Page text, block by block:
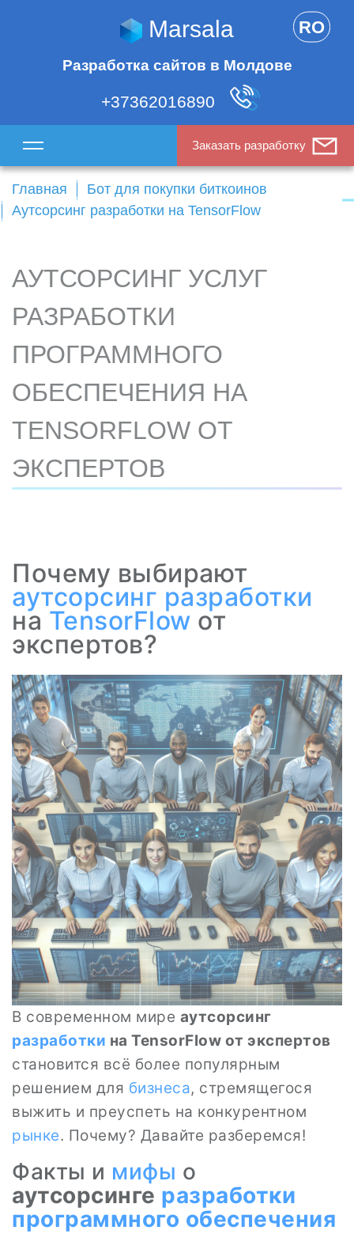
Marsala
Разработка сайтов в Молдове
+37362016890
RO
Заказать разработку
Главная
Бот для покупки биткоинов
Аутсорсинг разработки на TensorFlow
АУТСОРСИНГ УСЛУГ
РАЗРАБОТКИ
ПРОГРАММНОГО
ОБЕСПЕЧЕНИЯ НА
TENSORFLOW ОТ
ЭКСПЕРТОВ
Почему выбирают
аутсорсинг разработки
на TensorFlow от
экспертов?
В современном мире аутсорсинг
разработки на TensorFlow от экспертов
становится всё более популярным
решением для бизнеса, стремящегося
выжить и преуспеть на конкурентном
рынке. Почему? Давайте разберемся!
Факты и мифы о
аутсорсинге разработки
программного обеспечения